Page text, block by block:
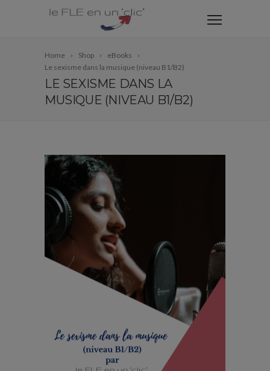
Home Shop
eBooks
Le sexisme dans la musique (niveau B1/B2)
LE SEXISME DANS LA
MUSIQUE (NIVEAU B1/B2)